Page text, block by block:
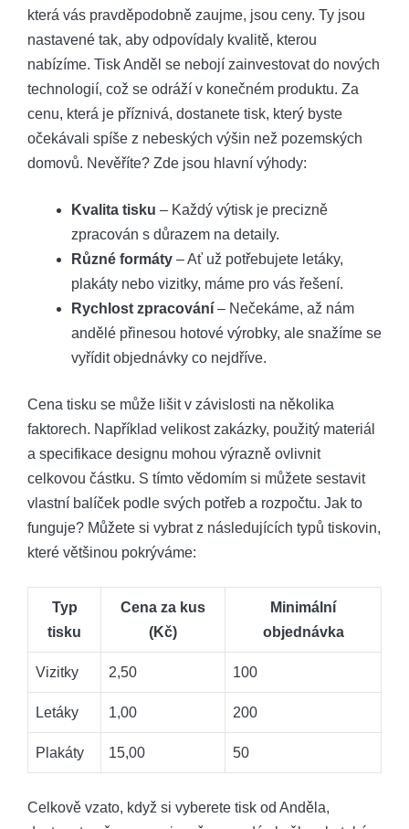
která vás pravděpodobně zaujme, jsou ceny. Ty jsou
nastavené tak, aby odpovídaly kvalitě, kterou
nabízíme. Tisk Anděl se nebojí zainvestovat do nových
technologií, což se odráží v konečném produktu. Za
cenu, která je příznivá, dostanete tisk, který byste
očekávali spíše z nebeských výšin než pozemských
domovů. Nevěříte? Zde jsou hlavní výhody:
Kvalita tisku – Každý výtisk je precizně
zpracován s důrazem na detaily.
Různé formáty – Ať už potřebujete letáky,
plakáty nebo vizitky, máme pro vás řešení.
Rychlost zpracování – Nečekáme, až nám
andělé přinesou hotové výrobky, ale snažíme se
vyřídit objednávky co nejdříve.
Cena tisku se může lišit v závislosti na několika
faktorech. Například velikost zakázky, použitý materiál
a specifikace designu mohou výrazně ovlivnit
celkovou částku. S tímto vědomím si můžete sestavit
vlastní balíček podle svých potřeb a rozpočtu. Jak to
funguje? Můžete si vybrat z následujících typů tiskovin,
které většinou pokrýváme:
Typ
tisku
Cena za kus
(Kč)
Minimální
objednávka
Vizitky 2,50 100
Letáky 1,00 200
Plakáty 15,00 50
Celkově vzato, když si vyberete tisk od Anděla,